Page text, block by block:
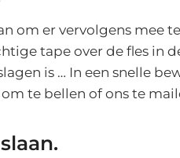
om er vervolgens mee
tape over de fles in
is … In een snelle
te bellen of ons te